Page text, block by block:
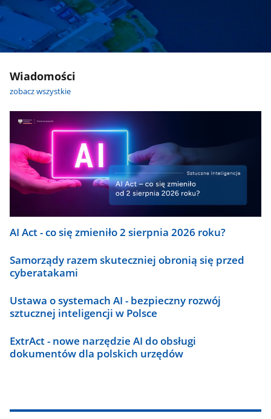
Wiadomości
zobacz wszystkie
AI Act - co się zmieniło 2 sierpnia 2026 roku?
Samorządy razem skuteczniej obronią się przed
cyberatakami
Ustawa o systemach AI - bezpieczny rozwój
sztucznej inteligencji w Polsce
ExtrAct - nowe narzędzie AI do obsługi
dokumentów dla polskich urzędów